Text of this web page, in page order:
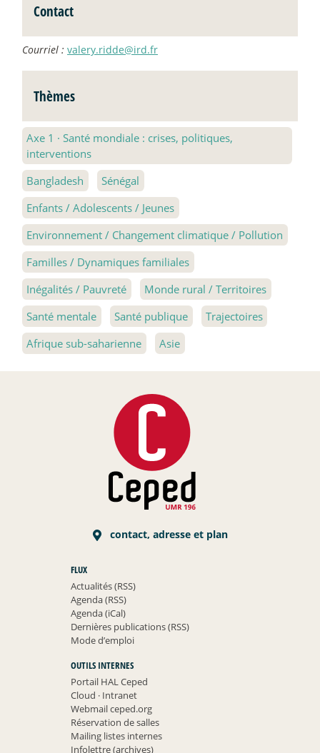
Contact
Courriel : valery.ridde@ird.fr
Thèmes
Axe 1 · Santé mondiale : crises, politiques,
interventions
Bangladesh
Sénégal
Enfants / Adolescents / Jeunes
Environnement / Changement climatique / Pollution
Familles / Dynamiques familiales
Inégalités / Pauvreté
Monde rural / Territoires
Santé mentale
Santé publique
Trajectoires
Afrique sub-saharienne
Asie
contact, adresse et plan
FLUX
Actualités (RSS)
Agenda (RSS)
Agenda (iCal)
Dernières publications (RSS)
Mode d’emploi
OUTILS INTERNES
Portail HAL Ceped
Cloud ·Intranet
Webmail ceped.org
Réservation de salles
Mailing listes internes
Infolettre (archives)